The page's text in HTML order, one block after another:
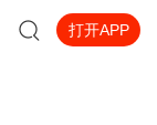
打开APP